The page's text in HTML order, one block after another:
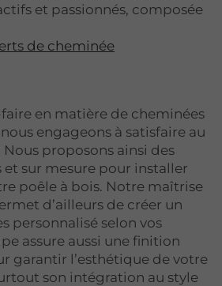
et passionnés, composée
de cheminée
en matière de cheminées
engageons à satisfaire au
proposons ainsi des
et sur mesure pour installer
poêle à bois. Notre maîtrise
d’ailleurs de créer un
personnalisé selon vos
assure aussi une finition
garantir l’esthétique de votre
son intégration au style